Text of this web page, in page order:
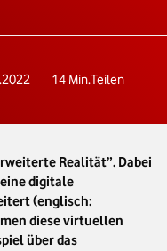
14 Min.Teilen
Realität”. Dabei
digitale
(englisch:
diese virtuellen
über das